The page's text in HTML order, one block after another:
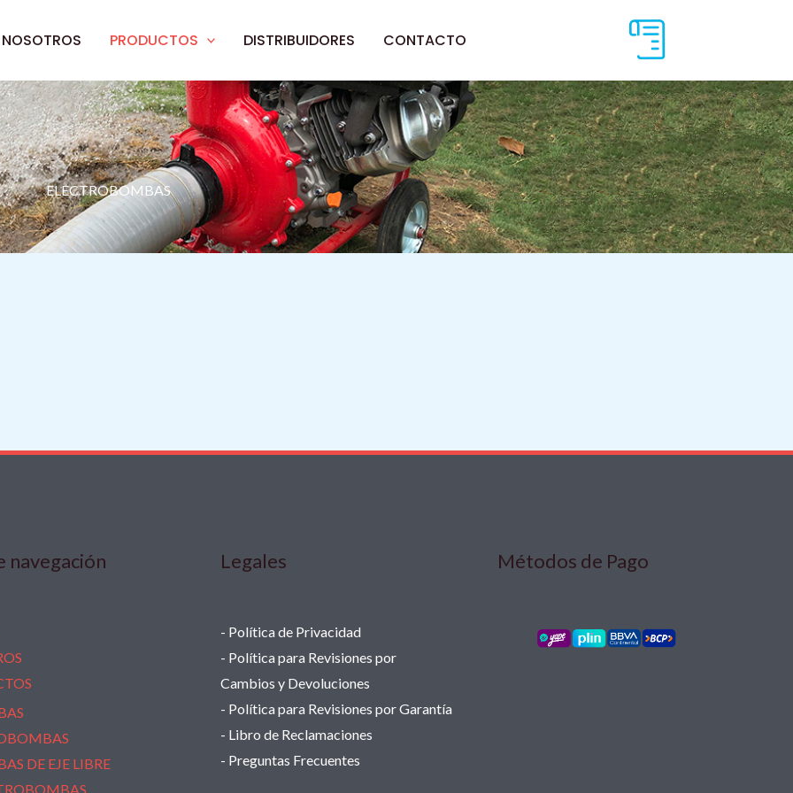
NOSOTROS PRODUCTOS DISTRIBUIDORES CONTACTO
ELECTROBOMBAS
navegación
DE EJE LIBRE
Legales
- Política de Privacidad
- Política para Revisiones por
Cambios y Devoluciones
- Política para Revisiones por Garantía
- Libro de Reclamaciones
- Preguntas Frecuentes
Métodos de Pago